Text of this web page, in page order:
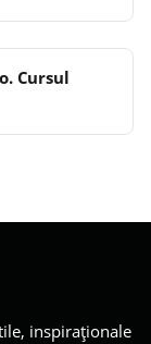
Cursul
inspiraționale